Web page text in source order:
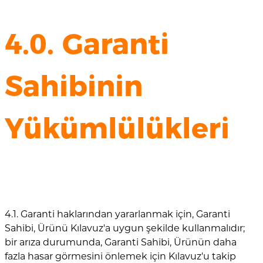
4.0. Garanti
Sahibinin
Yükümlülükleri
4.1. Garanti haklarından yararlanmak için, Garanti
Sahibi, Ürünü Kılavuz'a uygun şekilde kullanmalıdır;
bir arıza durumunda, Garanti Sahibi, Ürünün daha
fazla hasar görmesini önlemek için Kılavuz'u takip